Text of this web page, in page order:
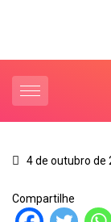
4 de outubro de
Compartilhe